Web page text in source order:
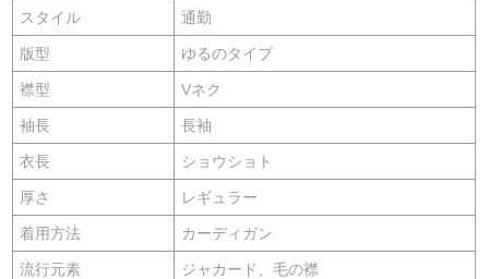
スタイル 通勤
版型 ゆるのタイプ
襟型 Vネク
袖長 長袖
衣長 ショウショト
厚さ レギュラー
着用方法 カーディガン
流行元素 ジャカード、毛の襟